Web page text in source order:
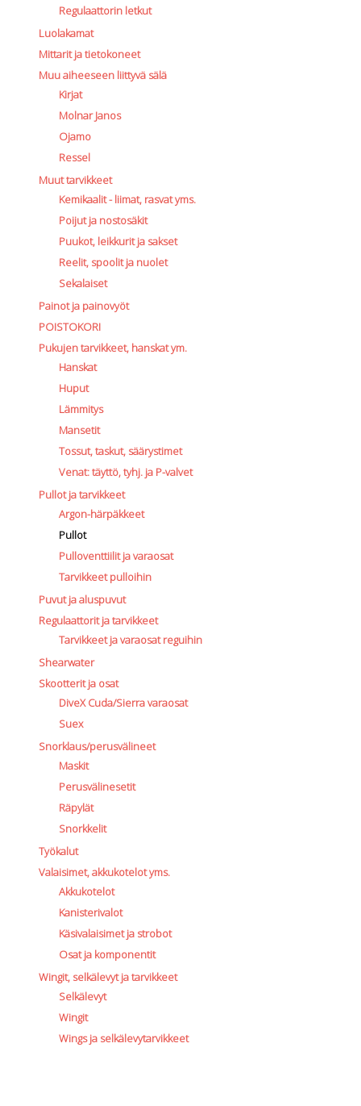
Regulaattorin letkut
Luolakamat
Mittarit ja tietokoneet
Muu aiheeseen liittyvä sälä
Kirjat
Molnar Janos
Ojamo
Ressel
Muut tarvikkeet
Kemikaalit - liimat, rasvat yms.
Poijut ja nostosäkit
Puukot, leikkurit ja sakset
Reelit, spoolit ja nuolet
Sekalaiset
Painot ja painovyöt
POISTOKORI
Pukujen tarvikkeet, hanskat ym.
Hanskat
Huput
Lämmitys
Mansetit
Tossut, taskut, säärystimet
Venat: täyttö, tyhj. ja P-valvet
Pullot ja tarvikkeet
Argon-härpäkkeet
Pullot
Pulloventtiilit ja varaosat
Tarvikkeet pulloihin
Puvut ja aluspuvut
Regulaattorit ja tarvikkeet
Tarvikkeet ja varaosat reguihin
Shearwater
Skootterit ja osat
DiveX Cuda/Sierra varaosat
Suex
Snorklaus/perusvälineet
Maskit
Perusvälinesetit
Räpylät
Snorkkelit
Työkalut
Valaisimet, akkukotelot yms.
Akkukotelot
Kanisterivalot
Käsivalaisimet ja strobot
Osat ja komponentit
Wingit, selkälevyt ja tarvikkeet
Selkälevyt
Wingit
Wings ja selkälevytarvikkeet